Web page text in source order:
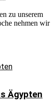
zu unserem
nehmen wir
Ägypten